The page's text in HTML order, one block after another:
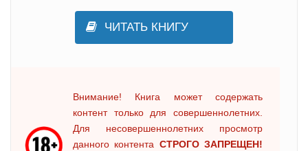
ЧИТАТЬ КНИГУ
Внимание! Книга может содержать
контент только для совершеннолетних.
Для несовершеннолетних просмотр
данного контента СТРОГО ЗАПРЕЩЕН!